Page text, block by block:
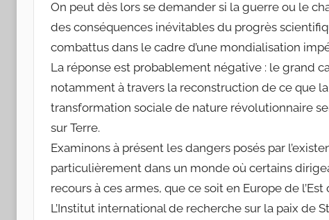
On peut dès lors se demander si la guerre ou le
des conséquences inévitables du progrès
combattus dans le cadre d’une mondialisation
La réponse est probablement négative : le grand
notamment à travers la reconstruction de ce que
transformation sociale de nature révolutionnaire
sur Terre.
Examinons à présent les dangers posés par
particulièrement dans un monde où certains
recours à ces armes, que ce soit en Europe de
L’Institut international de recherche sur la paix de